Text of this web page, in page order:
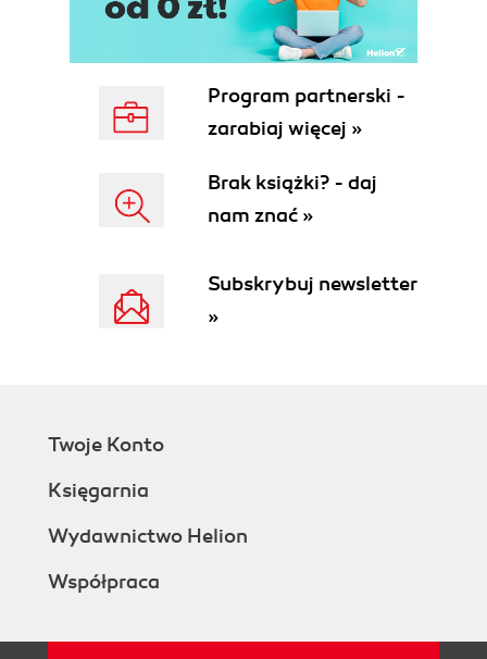
Program partnerski -
zarabiaj więcej »
Brak książki? - daj
nam znać »
Subskrybuj newsletter
»
Twoje Konto
Księgarnia
Wydawnictwo Helion
Współpraca